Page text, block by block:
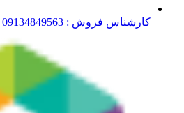
کارشناس فروش : 09134849563